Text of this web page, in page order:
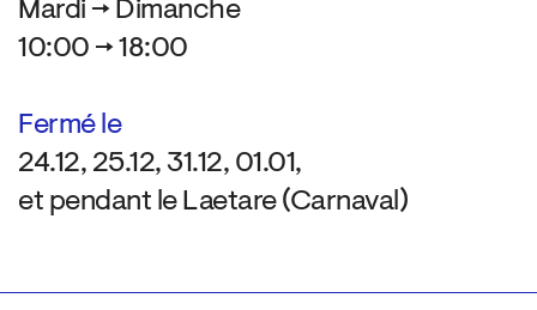
Mardi → Dimanche
10:00 → 18:00
Fermé le
24.12, 25.12, 31.12, 01.01,
et pendant le Laetare (Carnaval)